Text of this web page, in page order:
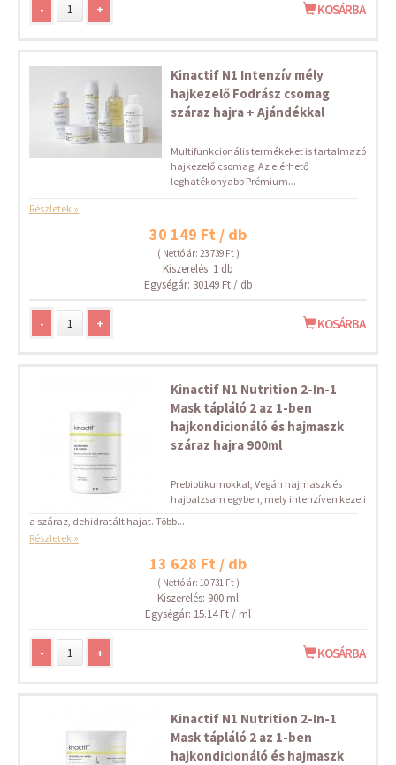
- + KOSÁRBA
Kinactif N1 Intenzív mély
hajkezelő Fodrász csomag
száraz hajra + Ajándékkal
Multifunkcionális termékeket is tartalmazó
hajkezelő csomag. Az elérhető
leghatékonyabb Prémium...
Részletek »
30 149 Ft / db
( Nettó ár: 23 739 Ft )
Kiszerelés: 1 db
Egységár: 30149 Ft / db
- + KOSÁRBA
Kinactif N1 Nutrition 2-In-1
Mask tápláló 2 az 1-ben
hajkondicionáló és hajmaszk
száraz hajra 900ml
Prebiotikumokkal, Vegán hajmaszk és
hajbalzsam egyben, mely intenzíven kezeli
a száraz, dehidratált hajat. Több...
Részletek »
13 628 Ft / db
( Nettó ár: 10 731 Ft )
Kiszerelés: 900 ml
Egységár: 15.14 Ft / ml
- + KOSÁRBA
Kinactif N1 Nutrition 2-In-1
Mask tápláló 2 az 1-ben
hajkondicionáló és hajmaszk